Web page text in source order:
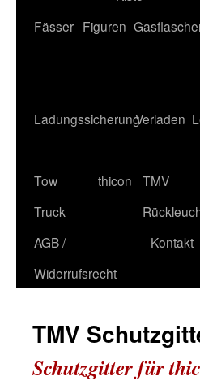
Fässer Figuren
LadungssicherungVerladen
Tow
Truck
thicon
TMV
AGB /
Widerrufsrecht
Kontakt
TMV
Schutzgitter für